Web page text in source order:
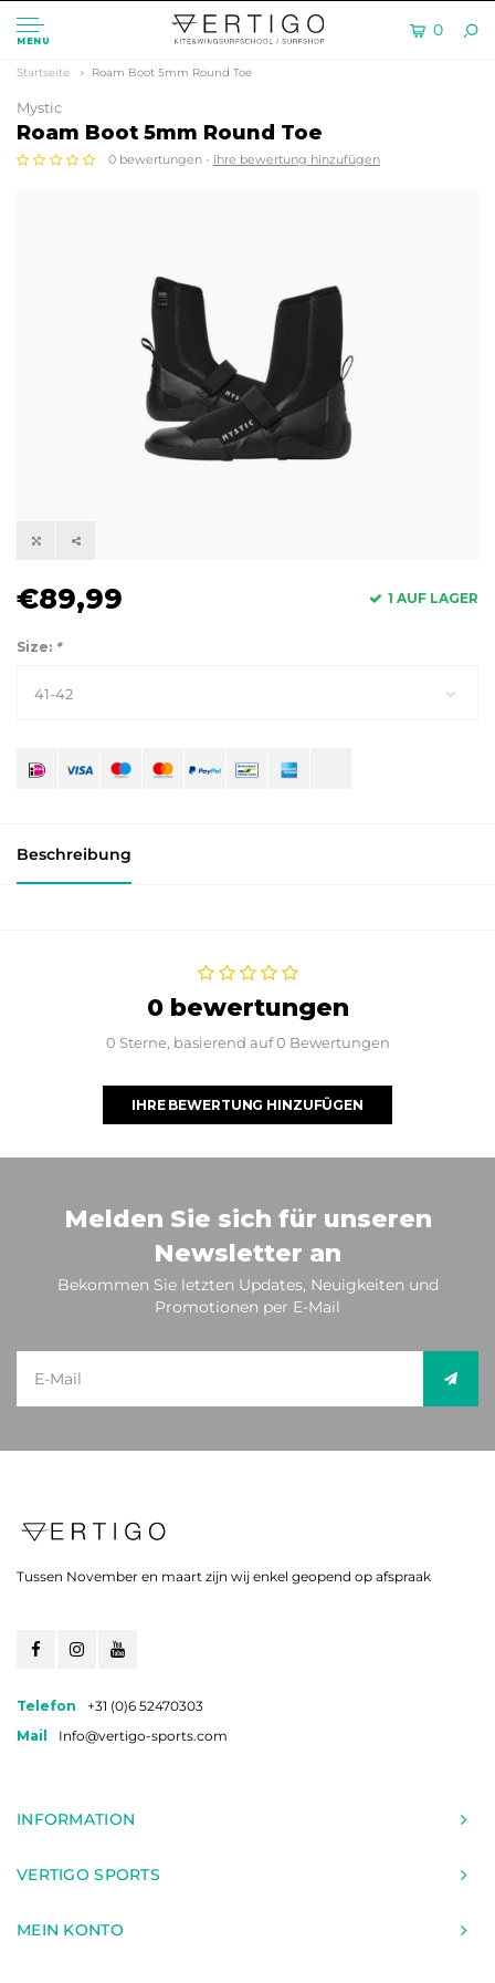
MENU
0
Startseite Roam Boot 5mm Round Toe
Mystic
Roam Boot 5mm Round Toe
0 bewertungen - ihre bewertung hinzufügen
€89,99 1 AUF LAGER
Size: *
41-42
Beschreibung
0 bewertungen
0 Sterne, basierend auf 0 Bewertungen
IHRE BEWERTUNG HINZUFÜGEN
Melden Sie sich für unseren
Newsletter an
Bekommen Sie letzten Updates, Neuigkeiten und
Promotionen per E-Mail
Tussen November en maart zijn wij enkel geopend op afspraak
Telefon
+31 (0)6 52470303
Mail
Info@vertigo-sports.com
INFORMATION
VERTIGO SPORTS
MEIN KONTO